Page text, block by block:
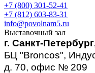
+7 (800) 301-52-41
+7 (812) 603-83-31
info@povolnam5.ru
Выставочный зал
г. Санкт-Петербург,
БЦ "Broncos",
д. 70, офис № 209